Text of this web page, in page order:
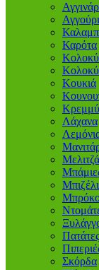
Καρότα
Κουκιά
Λάχανα
Πατάτες
Σκόρδα